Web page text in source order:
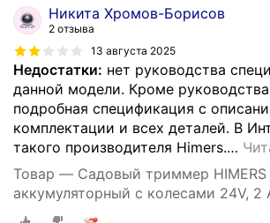
Никита Хромов-Борисов
2 отзыва
13 августа 2025
Недостатки: нет руководства
данной модели. Кроме руководства
подробная спецификация с
комплектации и всех деталей. В
такого производителя Himers.…
Товар — Садовый триммер HIMERS
аккумуляторный с колесами 24V, 2
1800вт, 18000 об/мин колеса